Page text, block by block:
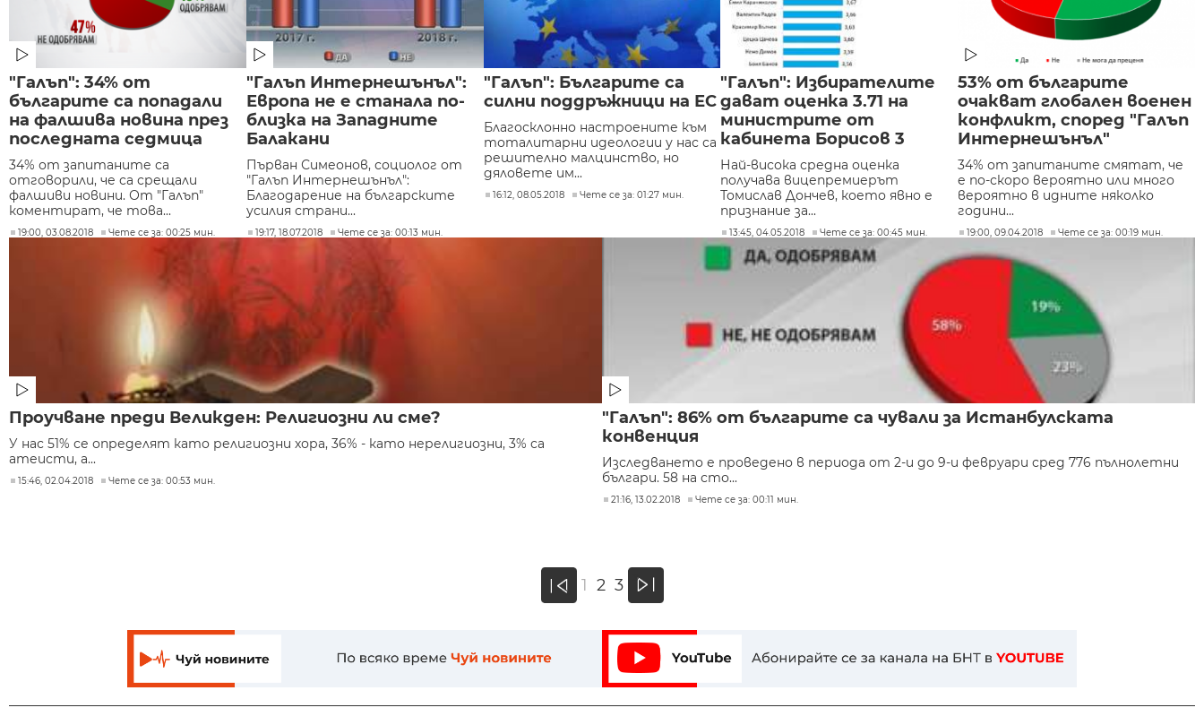
"Галъп": 34% от
българите са попадали
на фалшива новина през
последната седмица
34% от запитаните са
отговорили, че са срещали
фалшиви новини. От "Галъп"
коментират, че това...
19:00, 03.08.2018 Чете се за: 00:25 мин.
"Галъп Интернешънъл": ​
Европа не е станала по-
близка на Западните
Балакани
Първан Симеонов, социолог от
"Галъп Интернешънъл":
Благодарение на българските
усилия страни...
19:17, 18.07.2018 Чете се за: 00:13 мин.
"Галъп": Българите са
силни поддръжници на ЕС
Благосклонно настроените към
тоталитарни идеологии у нас са
решително малцинство, но
дяловете им...
16:12, 08.05.2018 Чете се за: 01:27 мин.
"Галъп": Избирателите
дават оценка 3.71 на
министрите от
кабинета Борисов 3
Най-висока средна оценка
получава вицепремиерът
Томислав Дончев, което явно е
признание за...
13:45, 04.05.2018 Чете се за: 00:45 мин.
53% от българите
очакват глобален военен
конфликт, според "Галъп
Интернешънъл"
34% от запитаните смятат, че
е по-скоро вероятно или много
вероятно в идните няколко
години...
19:00, 09.04.2018 Чете се за: 00:19 мин.
Проучване преди Великден: Религиозни ли сме?
У нас 51% се определят като религиозни хора, 36% - като нерелигиозни, 3% са
атеисти, а...
15:46, 02.04.2018 Чете се за: 00:53 мин.
"Галъп": 86% от българите са чували за Истанбулската
конвенция
Изследването е проведено в периода от 2-и до 9-и февруари сред 776 пълнолетни
българи. 58 на сто...
21:16, 13.02.2018 Чете се за: 00:11 мин.
« 1 2 3 »